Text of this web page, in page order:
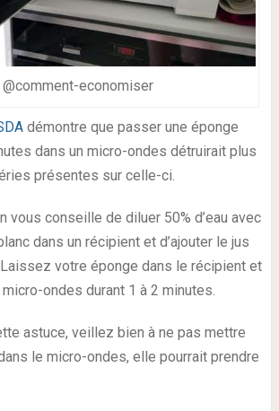
@comment-economiser
démontre que passer une éponge
dans un micro-ondes détruirait plus
présentes sur celle-ci.
vous conseille de diluer 50% d’eau avec
dans un récipient et d’ajouter le jus
Laissez votre éponge dans le récipient et
ondes durant 1 à 2 minutes.
astuce, veillez bien à ne pas mettre
le micro-ondes, elle pourrait prendre